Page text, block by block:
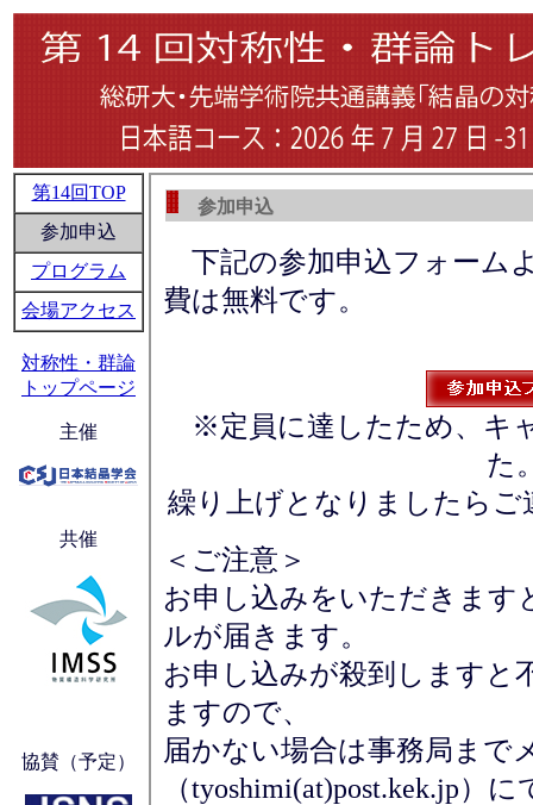
第14回TOP
参加申込
プログラム
会場アクセス
対称性・群論
トップページ
主催
共催
協賛（予定）
参加申込
下記の参加申込フォーム
費は無料です。
※定員に達したため、キ
た
繰り上げとなりましたらご
＜ご注意＞
お申し込みをいただきます
ルが届きます。
お申し込みが殺到しますと
ますので、
届かない場合は事務局まで
（tyoshimi(at)post.kek.jp）